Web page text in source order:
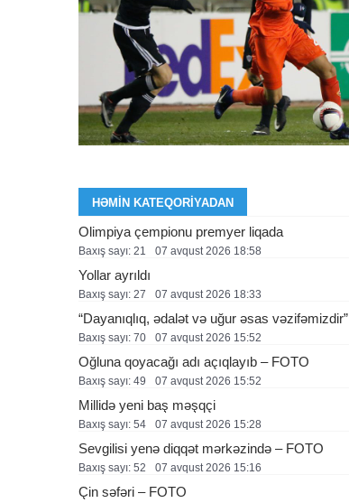
HƏMIN KATEQORIYADAN
Olimpiya çempionu premyer liqada
Baxış sayı: 21 07 avqust 2026 18:58
Yollar ayrıldı
Baxış sayı: 27 07 avqust 2026 18:33
“Dayanıqlıq, ədalət və uğur əsas vəzifəmizdir”
Baxış sayı: 70 07 avqust 2026 15:52
Oğluna qoyacağı adı açıqlayıb – FOTO
Baxış sayı: 49 07 avqust 2026 15:52
Millidə yeni baş məşqçi
Baxış sayı: 54 07 avqust 2026 15:28
Sevgilisi yenə diqqət mərkəzində – FOTO
Baxış sayı: 52 07 avqust 2026 15:16
Çin səfəri – FOTO